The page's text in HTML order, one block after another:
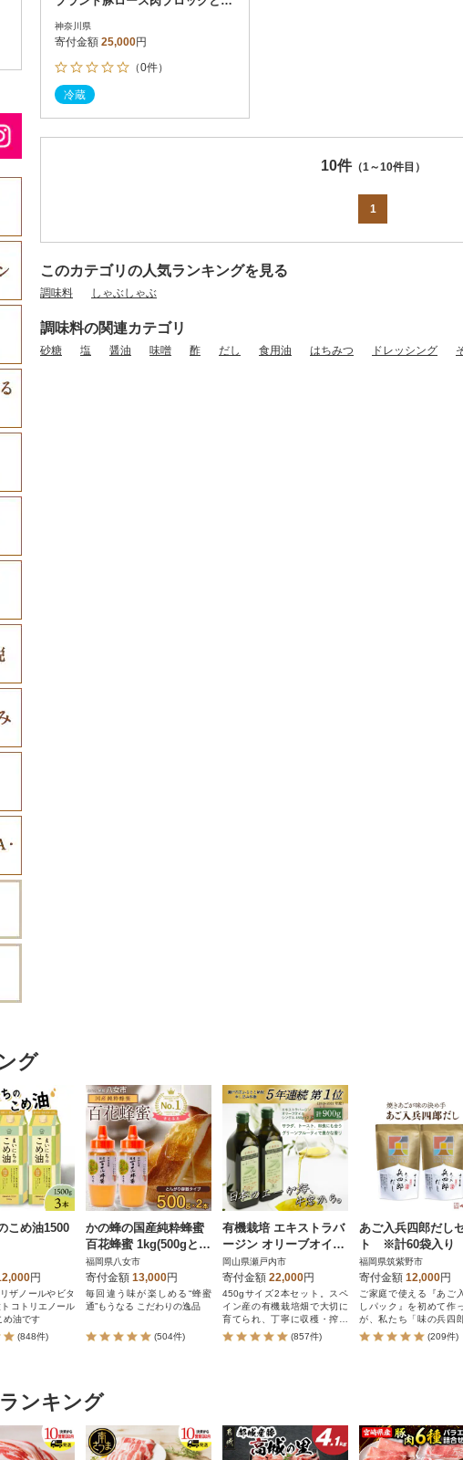
で配送】
神奈川県
寄付金額 25,000円
（0件）
冷蔵
10件（1～10件目）
1
このカテゴリの人気ランキングを見る
調味料 しゃぶしゃぶ
調味料の関連カテゴリ
砂糖 塩 醤油 味噌 酢 だし 食用油 はちみつ ドレッシング
グ
こめ油1500
円
ザノールやビタ
コトリエノール
め油です
(848件)
かの蜂の国産純粋蜂蜜
百花蜂蜜 1kg(500gとん
がりポリ容器×2本) 八
女市
福岡県八女市
寄付金額 13,000円
毎回違う味が楽しめる“蜂蜜
通”もうなる こだわりの逸品
(504件)
有機栽培 エキストラバ
ージン オリーブオイル
シングル 2本セット[N
o.5735-0336]
岡山県瀬戸内市
寄付金額 22,000円
450gサイズ2本セット。スペ
イン産の有機栽培畑で大切に
育てられ、丁寧に収穫・搾油
された、りんごやバナナなど
(857件)
あご入兵四郎だし
ト ※計60袋入り |
調味料 出汁 人気セ
だしパック だし だ
素
福岡県筑紫野市
寄付金額 12,000円
ご家庭で使える『あご
しパック』を初めて作
が、私たち「味の兵四郎
す。
(209件)
ンキング